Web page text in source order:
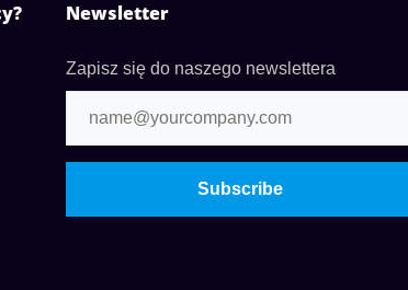
Newsletter
Zapisz się do naszego newslettera